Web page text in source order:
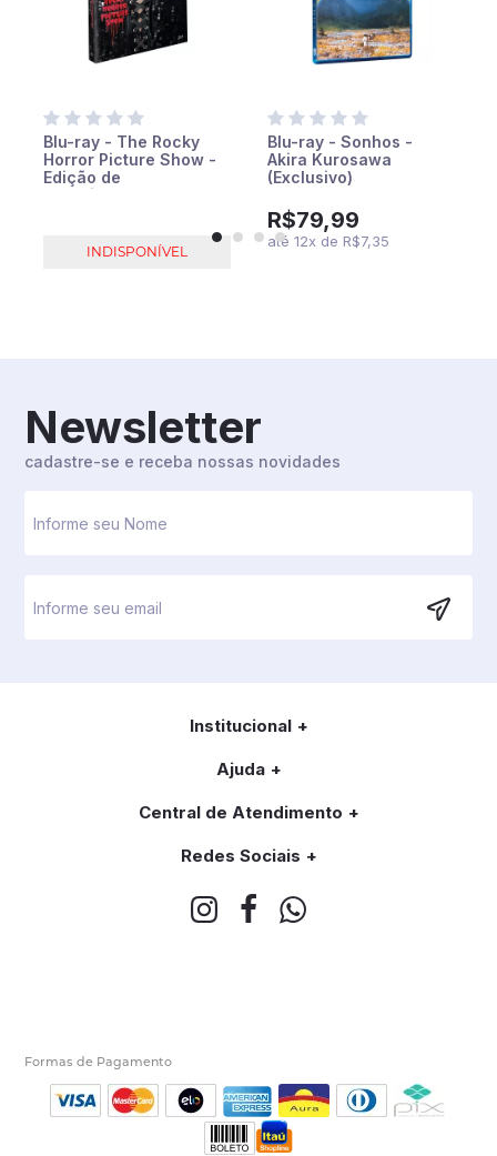
Blu-ray - The Rocky
Horror Picture Show -
Edição de
Colecionador
INDISPONÍVEL
Blu-ray - Sonhos -
Akira Kurosawa
(Exclusivo)
R$79,99
até 12xde R$7,35
Newsletter
cadastre-se e receba nossas novidades
Institucional
Ajuda
Central de Atendimento
Redes Sociais
Formas de Pagamento